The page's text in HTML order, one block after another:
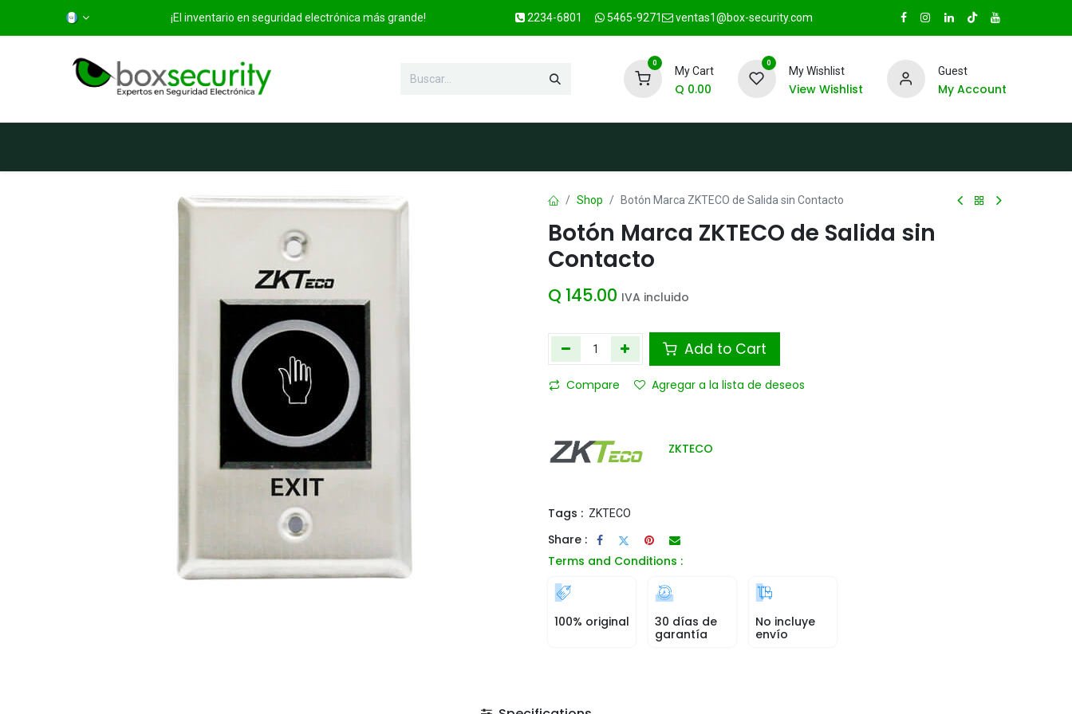
¡El inventario en seguridad electrónica más grande! 2234-6801 5465-9271 ventas1@box-security.com
0
My Cart
Q 0.00
0
My Wishlist
View Wishlist
Guest
My Account
Shop Botón Marca ZKTECO de Salida sin Contacto
Botón Marca ZKTECO de Salida sin
Contacto
Q 145.00 IVA incluido
Add to Cart
Compare Agregar a la lista de deseos
ZKTECO
Tags : ZKTECO
Share :
Terms and Conditions :
100% original
30 días de
garantía
No incluye
envío